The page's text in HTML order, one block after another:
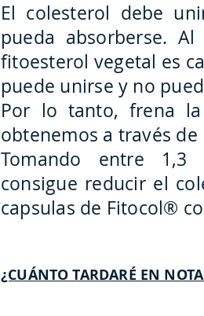
El colesterol debe
pueda absorberse.
fitoesterol vegetal es
puede unirse y no
Por lo tanto, frena
obtenemos a través
Tomando entre
consigue reducir el
capsulas de Fitocol®
¿CUÁNTO TARDARÉ EN